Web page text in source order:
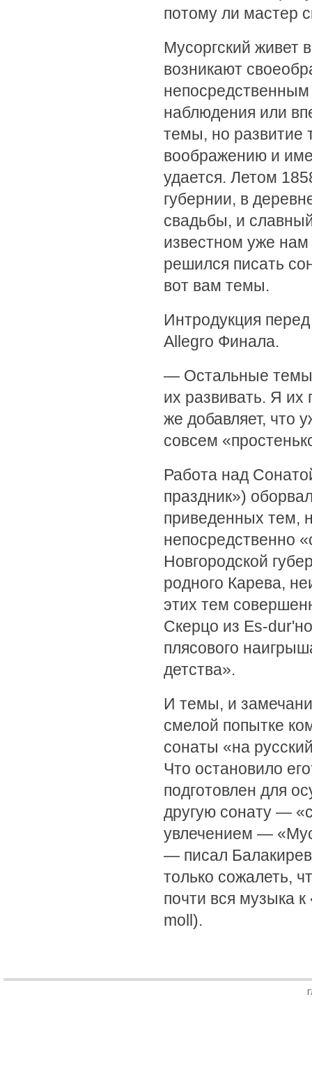
потому ли мастер
Мусоргский живет
возникают
наблюдения или
темы, но развитие
воображению и
удается. Летом
губернии, в
свадьбы, и
известном уже
решился писать
вот вам темы.
Интродукция
Allegro Финала.
— Остальные темы
их развивать. Я
же добавляет, что
совсем
Работа над
праздник»)
приведенных тем,
непосредственно
Новгородской
родного Карева,
этих тем
Скерцо из Еs-
плясового
детства».
И темы, и
смелой попытке
сонаты «на
Что остановило
подготовлен для
другую сонату —
увлечением —
— писал
только сожалеть,
почти вся музыка
moll).